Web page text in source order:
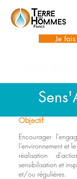
Je
Objectif
Encourager
l’environnement et
réalisation
sensibilisation et
et/ou régulières.